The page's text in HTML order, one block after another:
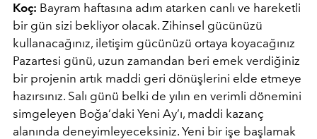
Koç: Bayram haftasına adım atarken canlı ve hareketli
bir gün sizi bekliyor olacak. Zihinsel gücünüzü
kullanacağınız, iletişim gücünüzü ortaya koyacağınız
Pazartesi günü, uzun zamandan beri emek verdiğiniz
bir projenin artık maddi geri dönüşlerini elde etmeye
hazırsınız. Salı günü belki de yılın en verimli dönemini
simgeleyen Boğa’daki Yeni Ay’ı, maddi kazanç
alanında deneyimleyeceksiniz. Yeni bir işe başlamak